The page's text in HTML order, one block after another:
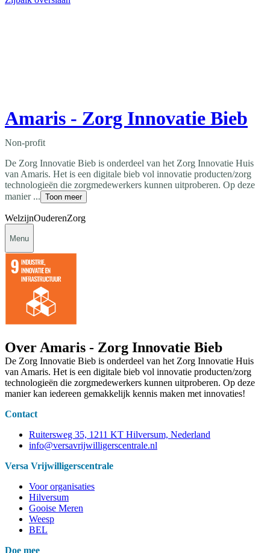
Amaris - Zorg Innovatie Bieb
Non-profit
De Zorg Innovatie Bieb is onderdeel van het Zorg Innovatie Huis
van Amaris. Het is een digitale bieb vol innovatie producten/zorg
technologieën die zorgmedewerkers kunnen uitproberen. Op deze
manier ... Toon meer
WelzijnOuderenZorg
Menu
Over Amaris - Zorg Innovatie Bieb
De Zorg Innovatie Bieb is onderdeel van het Zorg Innovatie Huis
van Amaris. Het is een digitale bieb vol innovatie producten/zorg
technologieën die zorgmedewerkers kunnen uitproberen. Op deze
manier kan iedereen gemakkelijk kennis maken met innovaties!
Contact
Ruitersweg 35, 1211 KT Hilversum, Nederland
info@versavrijwilligerscentrale.nl
Versa Vrijwilligerscentrale
Voor organisaties
Hilversum
Gooise Meren
Weesp
BEL
Doe mee